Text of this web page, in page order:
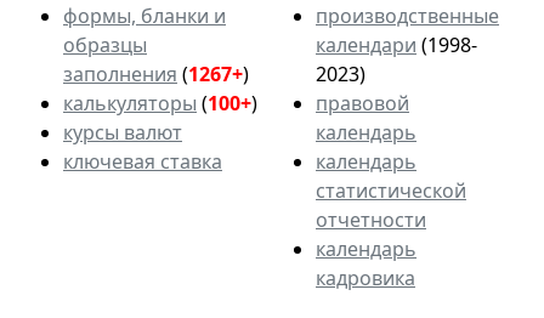
формы, бланки и
образцы
заполнения (1267+)
калькуляторы (100+)
курсы валют
ключевая ставка
производственные
календари (1998-
2023)
правовой
календарь
календарь
статистической
отчетности
календарь
кадровика